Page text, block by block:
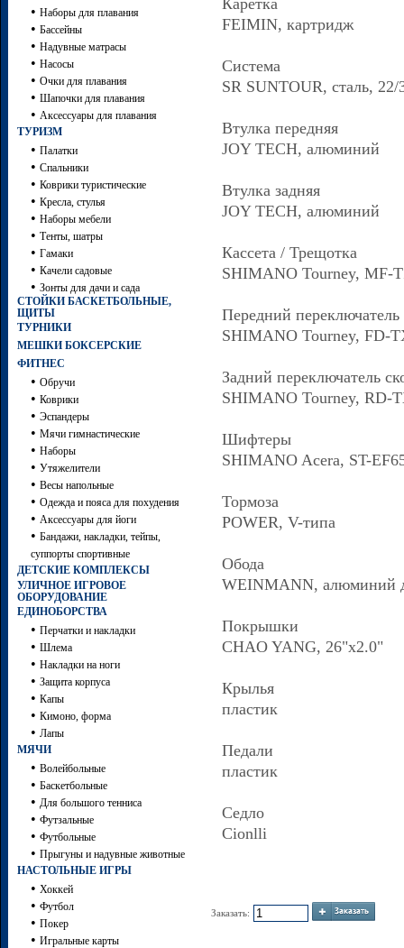
• Наборы для плавания
• Бассейны
• Надувные матрасы
• Насосы
• Очки для плавания
• Шапочки для плавания
• Аксессуары для плавания
ТУРИЗМ
• Палатки
• Спальники
• Коврики туристические
• Кресла, стулья
• Наборы мебели
• Тенты, шатры
• Гамаки
• Качели садовые
• Зонты для дачи и сада
СТОЙКИ БАСКЕТБОЛЬНЫЕ,
ЩИТЫ
ТУРНИКИ
МЕШКИ БОКСЕРСКИЕ
ФИТНЕС
• Обручи
• Коврики
• Эспандеры
• Мячи гимнастические
• Наборы
• Утяжелители
• Весы напольные
• Одежда и пояса для похудения
• Аксессуары для йоги
• Бандажи, накладки, тейпы,
суппорты спортивные
ДЕТСКИЕ КОМПЛЕКСЫ
УЛИЧНОЕ ИГРОВОЕ
ОБОРУДОВАНИЕ
ЕДИНОБОРСТВА
• Перчатки и накладки
• Шлема
• Накладки на ноги
• Защита корпуса
• Капы
• Кимоно, форма
• Лапы
МЯЧИ
• Волейбольные
• Баскетбольные
• Для большого тенниса
• Футзальные
• Футбольные
• Прыгуны и надувные животные
НАСТОЛЬНЫЕ ИГРЫ
• Хоккей
• Футбол
• Покер
• Игральные карты
Каретка
FEIMIN, картридж
Система
SR SUNTOUR, сталь, 22/
Втулка передняя
JOY TECH, алюминий
Втулка задняя
JOY TECH, алюминий
Кассета / Трещотка
SHIMANO Tourney, MF-
Передний переключатель
SHIMANO Tourney, FD-
Задний переключатель
SHIMANO Tourney, RD-
Шифтеры
SHIMANO Acera, ST-
Тормоза
POWER, V-типа
Обода
WEINMANN, алюминий
Покрышки
CHAO YANG, 26"x2.0"
Крылья
пластик
Педали
пластик
Седло
Cionlli
Заказать: